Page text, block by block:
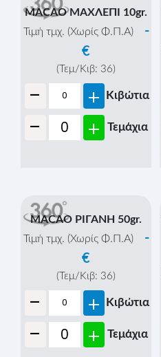
MACAO ΜΑΧΛΕΠΙ 10gr.
Τιμή τμχ. (Χωρίς Φ.Π.Α)
-
€
(Τεμ/Κιβ: 36)
- + Κιβώτια
- + Τεμάχια
MACAO ΡΙΓΑΝΗ 50gr.
Τιμή τμχ. (Χωρίς Φ.Π.Α)
-
€
(Τεμ/Κιβ: 36)
- + Κιβώτια
- + Τεμάχια